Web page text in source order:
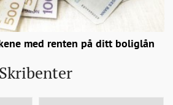
med renten på ditt boliglån
Skribenter